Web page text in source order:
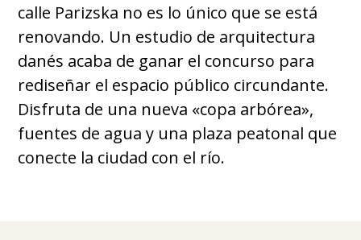
calle Parizska no es lo único que se está
renovando. Un estudio de arquitectura
danés acaba de ganar el concurso para
rediseñar el espacio público circundante.
Disfruta de una nueva «copa arbórea»,
fuentes de agua y una plaza peatonal que
conecte la ciudad con el río.